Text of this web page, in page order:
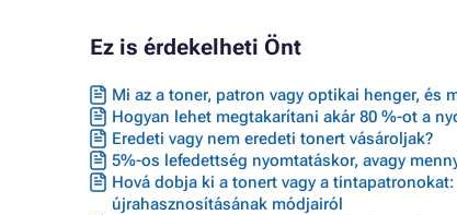
Ez is érdekelheti Önt
Mi az a toner, patron vagy optikai henger, és
Hogyan lehet megtakarítani akár 80 %-ot a
Eredeti vagy nem eredeti tonert vásároljak?
5%-os lefedettség nyomtatáskor, avagy
Hová dobja ki a tonert vagy a
újrahasznosításának módjairól